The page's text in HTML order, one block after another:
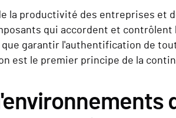
la productivité des entreprises et
qui accordent et
garantir l'authentification de
est le premier principe de la